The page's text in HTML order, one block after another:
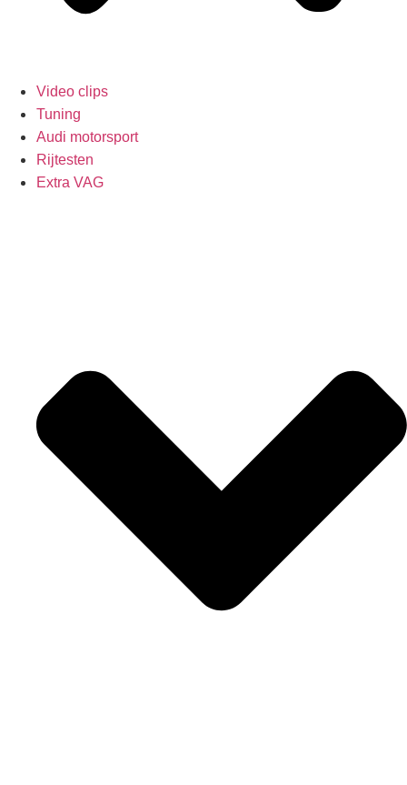
Video clips
Tuning
Audi motorsport
Rijtesten
Extra VAG